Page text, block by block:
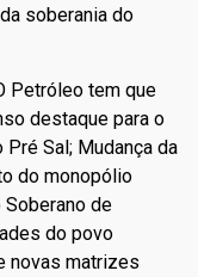
soberania do
Petróleo tem que
destaque para o
Sal; Mudança da
do monopólio
de
do povo
novas matrizes